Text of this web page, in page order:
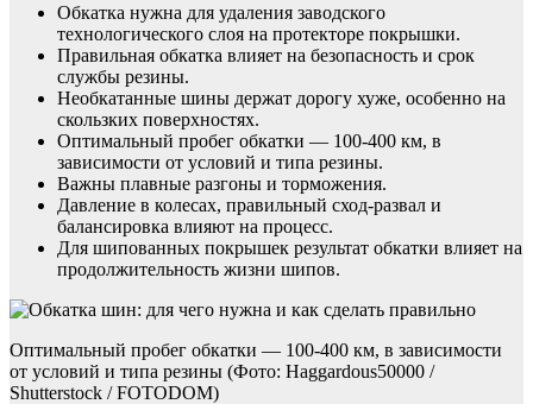
Обкатка нужна для удаления заводского
технологического слоя на протекторе покрышки.
Правильная обкатка влияет на безопасность и срок
службы резины.
Необкатанные шины держат дорогу хуже, особенно на
скользких поверхностях.
Оптимальный пробег обкатки — 100-400 км, в
зависимости от условий и типа резины.
Важны плавные разгоны и торможения.
Давление в колесах, правильный сход-развал и
балансировка влияют на процесс.
Для шипованных покрышек результат обкатки влияет на
продолжительность жизни шипов.
Оптимальный пробег обкатки — 100-400 км, в зависимости
от условий и типа резины (Фото: Haggardous50000 /
Shutterstock / FOTODOM)